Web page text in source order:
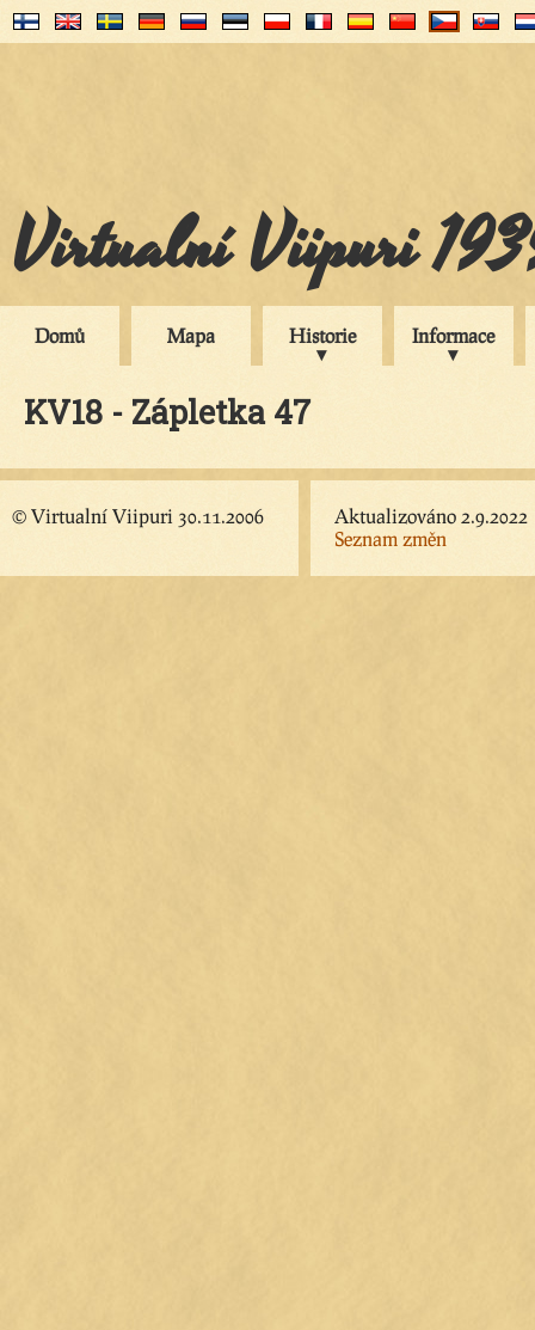
Virtualní Viipuri
Domů Mapa Historie Informace
KV18 - Zápletka 47
© Virtualní Viipuri 30.11.2006
Aktualizováno 2.9.2022
Seznam změn